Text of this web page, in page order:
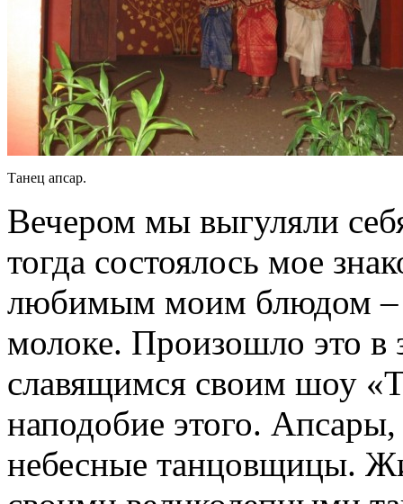
Танец апсар.
Вечером мы выгуляли
тогда состоялось мое
любимым моим блюдом –
молоке. Произошло это в
славящимся своим шоу
наподобие этого. Апсары,
небесные танцовщицы.